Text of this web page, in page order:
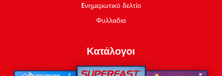
Eνημερωτικό δελτίο
Φυλλαδια
Κατάλογοι